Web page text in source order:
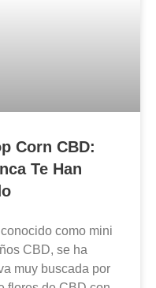
Corn CBD:
Te Han
como mini
CBD, se ha
muy buscada por